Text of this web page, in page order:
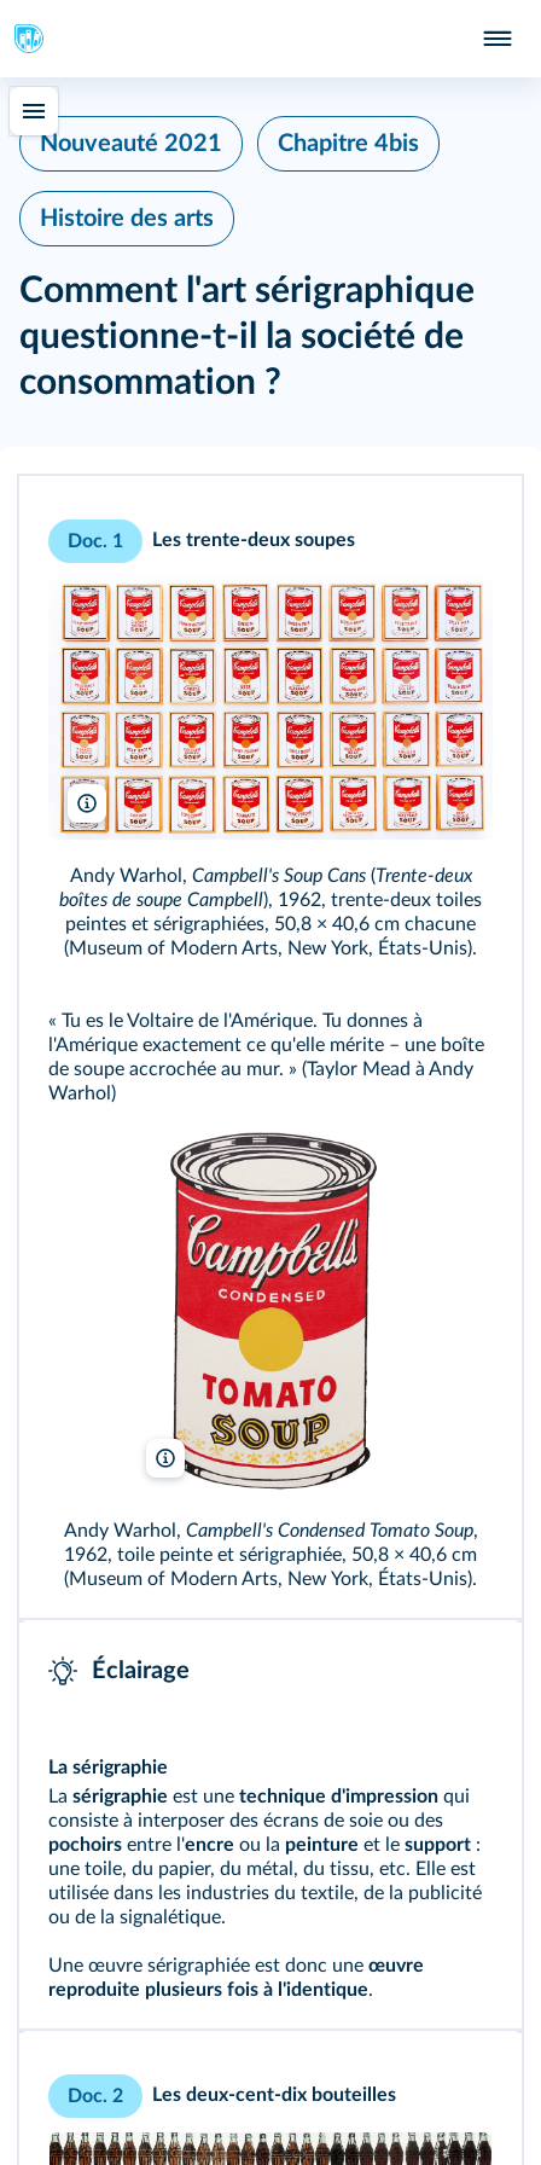
Nouveauté 2021 Chapitre 4bis
Histoire des arts
Comment l'art sérigraphique
questionne-t-il la société de
consommation ?
Doc. 1 Les trente-deux soupes
Martin Shields/Alamy/ADAGP
Andy Warhol, Campbell's Soup Cans(Trente-deux
boîtes de soupe Campbell), 1962, trente-deux toiles
peintes et sérigraphiées, 50,8 × 40,6 cm chacune
(Museum of Modern Arts, New York, États-Unis).
« Tu es le Voltaire de l'Amérique. Tu donnes à
l'Amérique exactement ce qu'elle mérite – une boîte
de soupe accrochée au mur. » (Taylor Mead à Andy
Warhol)
Martin Shields/Alamy/ADAGP
Andy Warhol, Campbell's Condensed Tomato Soup,
1962, toile peinte et sérigraphiée, 50,8 × 40,6 cm
(Museum of Modern Arts, New York, États-Unis).
Éclairage
La sérigraphie
La sérigraphie est une technique d'impression qui
consiste à interposer des écrans de soie ou des
pochoirs entre l'encre ou la peinture et le support :
une toile, du papier, du métal, du tissu, etc. Elle est
utilisée dans les industries du textile, de la publicité
ou de la signalétique.
Une œuvre sérigraphiée est donc une œuvre
reproduite plusieurs fois à l'identique.
Doc. 2 Les deux-cent-dix bouteilles